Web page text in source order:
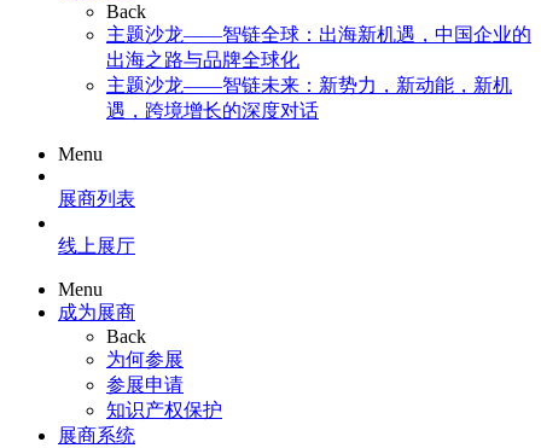
Back
主题沙龙——智链全球：出海新机遇，中国企业的
出海之路与品牌全球化
主题沙龙——智链未来：新势力，新动能，新机
遇，跨境增长的深度对话
Menu
展商列表
线上展厅
Menu
成为展商
Back
为何参展
参展申请
知识产权保护
展商系统